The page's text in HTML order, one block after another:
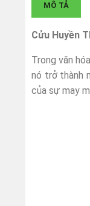
MÔ TẢ
Cửu Huyền
Trong văn
nó trở thành
của sự may